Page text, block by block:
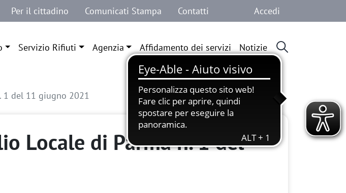
Per il cittadino Comunicati Stampa Contatti Menu profilo
Accedi
principale
Servizio Rifiuti Agenzia Affidamento dei servizi Notizie
1 del 11 giugno 2021
Locale di Parma n. 1 del